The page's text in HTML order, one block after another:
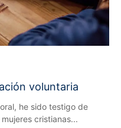
voluntaria
he sido testigo de
cristianas...